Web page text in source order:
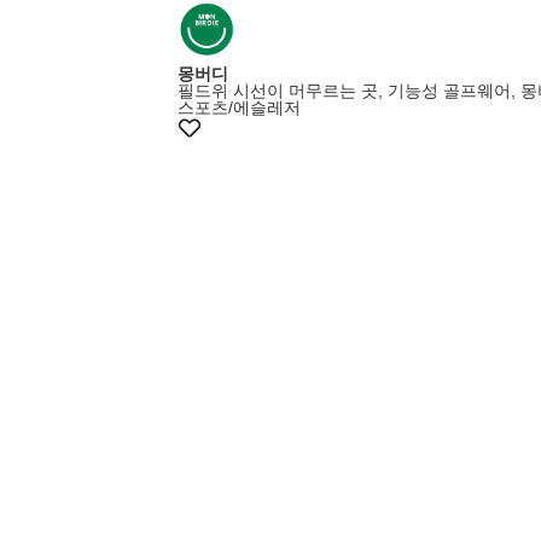
몽버디
필드위 시선이 머무르는 곳, 기능성 골프웨어, 몽
스포츠/에슬레저